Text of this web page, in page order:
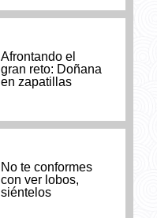
Afrontando el
gran reto: Doñana
en zapatillas
No te conformes
con ver lobos,
siéntelos